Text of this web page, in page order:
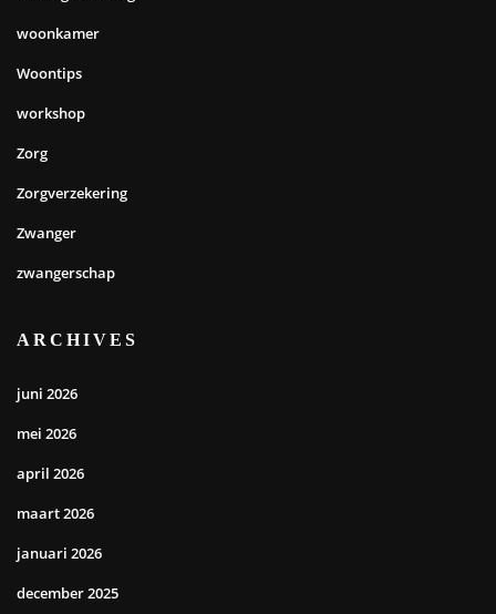
woonkamer
Woontips
workshop
Zorg
Zorgverzekering
Zwanger
zwangerschap
ARCHIVES
juni 2026
mei 2026
april 2026
maart 2026
januari 2026
december 2025